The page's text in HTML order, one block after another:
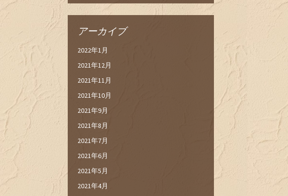
アーカイブ
2022年1月
2021年12月
2021年11月
2021年10月
2021年9月
2021年8月
2021年7月
2021年6月
2021年5月
2021年4月